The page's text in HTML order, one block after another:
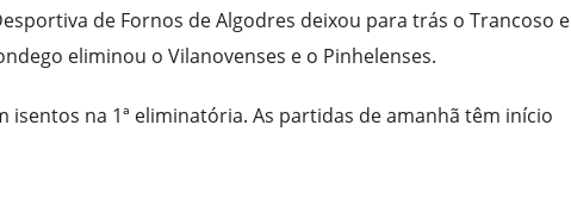
de Fornos de Algodres deixou para trás o Trancoso e
eliminou o Vilanovenses e o Pinhelenses.
na 1ª eliminatória. As partidas de amanhã têm início